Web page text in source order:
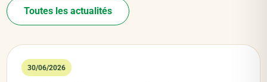
Toutes les actualités
30/06/2026